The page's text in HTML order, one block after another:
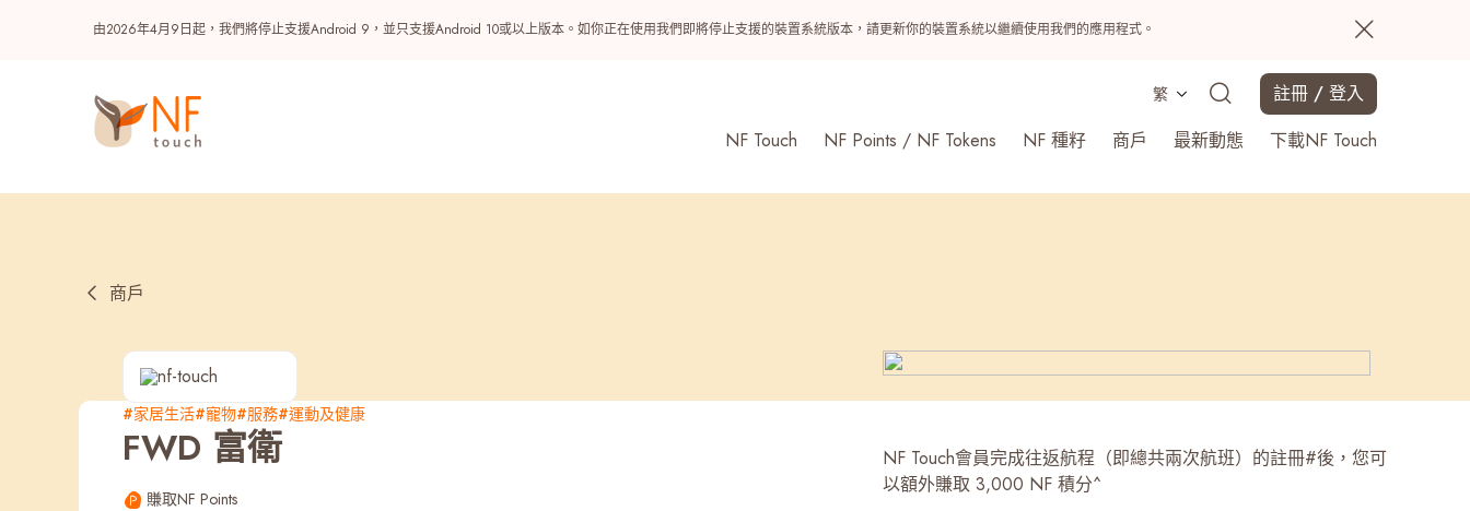
由2026年4月9日起，我們將停止支援Android 9，並只支援Android 10或以上版本。如你正在使用我們即將停止支援的裝置系統版本，請更新你的裝置系統以繼續使用我們的應用程式。
繁
註冊 / 登入
NF Touch
NF Points / NF Tokens NF 種籽 商戶 最新動態 下載NF Touch
熱門
NF 種籽 NF Points
商戶
#家居生活#寵物#服務#運動及健康
FWD 富衛
賺取NF Points
NF Touch會員完成往返航程（即總共兩次航班）的註冊#後，您可
以額外賺取 3,000 NF 積分^